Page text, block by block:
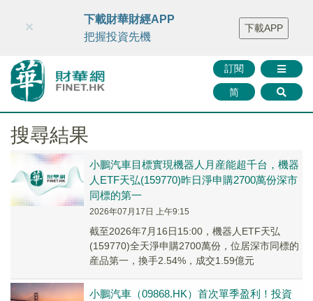
財華智庫網 FINTV FINMETA 財華證券 媒體矩陣
智庫沙龍
聯絡我們
訂閱
简
×
下載財華財經APP
把握投資先機
下載APP
搜尋結果
小鵬汽車目標實現機器人月産能超千台，機器
人ETF天弘(159770)昨日淨申購2700萬份深市
同標的第一
2026年07月17日 上午9:15
截至2026年7月16日15:00，機器人ETF天弘
(159770)全天淨申購2700萬份，位居深市同標的
産品第一，換手2.54%，成交1.59億元
小鵬汽車（09868.HK）首次單季盈利！投資